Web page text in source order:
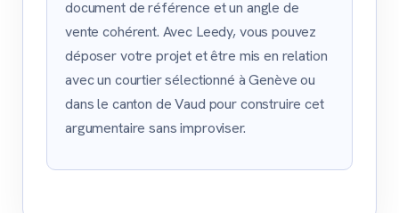
document de référence et un angle de
vente cohérent. Avec Leedy, vous pouvez
déposer votre projet et être mis en relation
avec un courtier sélectionné à Genève ou
dans le canton de Vaud pour construire cet
argumentaire sans improviser.